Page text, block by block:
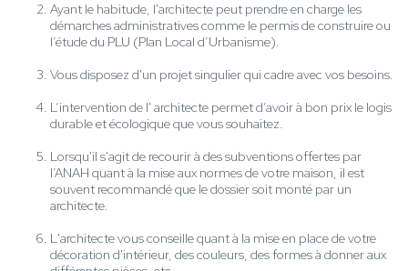
Ayant le habitude, l'architecte peut prendre en charge les
démarches administratives comme le permis de construire ou
l’étude du PLU (Plan Local d’Urbanisme).
Vous disposez d'un projet singulier qui cadre avec vos besoins.
L’intervention de l' architecte permet d’avoir à bon prix le logis
durable et écologique que vous souhaitez.
Lorsqu'il s'agit de recourir à des subventions offertes par
l’ANAH quant à la mise aux normes de votre maison, il est
souvent recommandé que le dossier soit monté par un
architecte.
L'architecte vous conseille quant à la mise en place de votre
décoration d'intérieur, des couleurs, des formes à donner aux